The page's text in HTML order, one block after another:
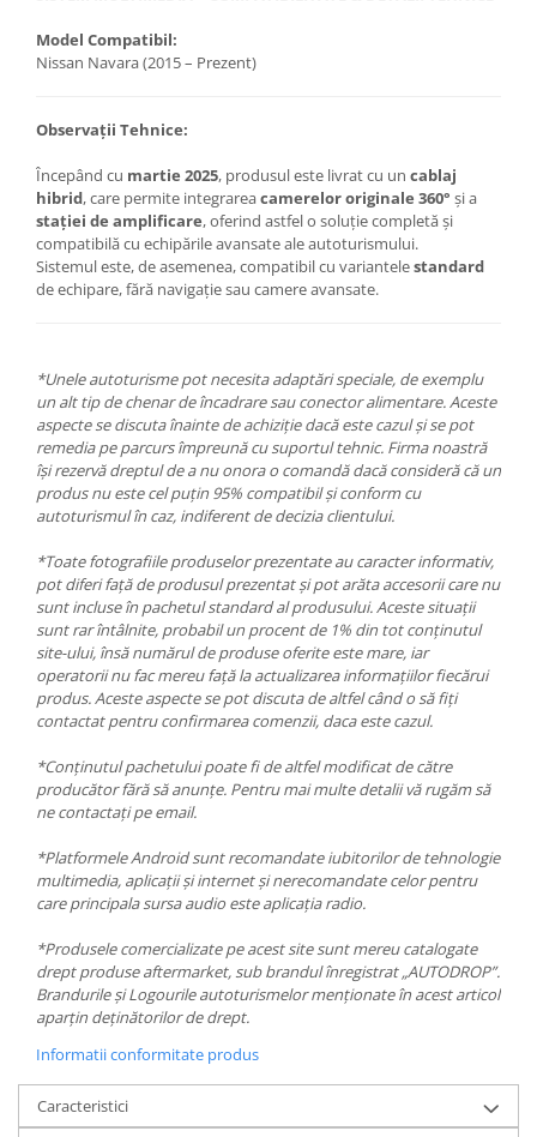
Model Compatibil:
Nissan Navara (2015 – Prezent)
Observații Tehnice:
Începând cu martie 2025, produsul este livrat cu un cablaj
hibrid, care permite integrareacamerelor originale 360° și a
stației de amplificare, oferind astfel o soluție completă și
compatibilă cu echipările avansate ale autoturismului.
Sistemul este, de asemenea, compatibil cu variantelestandard
de echipare, fără navigație sau camere avansate.
*Unele autoturisme pot necesita adaptări speciale, de exemplu
un alt tip de chenar de încadrare sau conector alimentare. Aceste
aspecte se discuta înainte de achiziție dacă este cazul și se pot
remedia pe parcurs împreună cu suportul tehnic. Firma noastră
își rezervă dreptul de a nu onora o comandă dacă consideră că un
produs nu este cel puțin 95% compatibil și conform cu
autoturismul în caz, indiferent de decizia clientului.
*Toate fotografiile produselor prezentate au caracter informativ,
pot diferi față de produsul prezentat și pot arăta accesorii care nu
sunt incluse în pachetul standard al produsului. Aceste situații
sunt rar întâlnite, probabil un procent de 1% din tot conținutul
site-ului, însă numărul de produse oferite este mare, iar
operatorii nu fac mereu față la actualizarea informațiilor fiecărui
produs. Aceste aspecte se pot discuta de altfel când o să fiți
contactat pentru confirmarea comenzii, daca este cazul.
*Conținutul pachetului poate fi de altfel modificat de către
producător fără să anunțe. Pentru mai multe detalii vă rugăm să
ne contactați pe email.
*Platformele Android sunt recomandate iubitorilor de tehnologie
multimedia, aplicații și internet și nerecomandate celor pentru
care principala sursa audio este aplicația radio.
*Produsele comercializate pe acest site sunt mereu catalogate
drept produse aftermarket, sub brandul înregistrat „AUTODROP”.
Brandurile și Logourile autoturismelor menționate în acest articol
aparțin deținătorilor de drept.
Informatii conformitate produs
Caracteristici